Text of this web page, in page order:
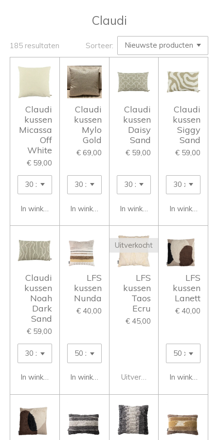
Claudi
185 resultaten Sorteer:
Claudi
kussen
Micassa
Off
White
€ 59,00
In winkelwagen
Claudi
kussen
Mylo
Gold
€ 69,00
In winkelwagen
Claudi
kussen
Daisy
Sand
€ 59,00
In winkelwagen
Claudi
kussen
Siggy
Sand
€ 59,00
In
Claudi
kussen
Noah
Dark
Sand
€ 59,00
In winkelwagen
LFS
kussen
Nunda
€ 40,00
In winkelwagen
Uitverkocht
LFS
kussen
Taos
Ecru
€ 45,00
Uitverkocht
LFS
kussen
Lanett
€ 40,00
In